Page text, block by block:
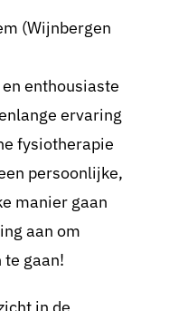
(Wijnbergen
enthousiaste
ervaring
fysiotherapie
persoonlijke,
manier gaan
aan om
gaan!